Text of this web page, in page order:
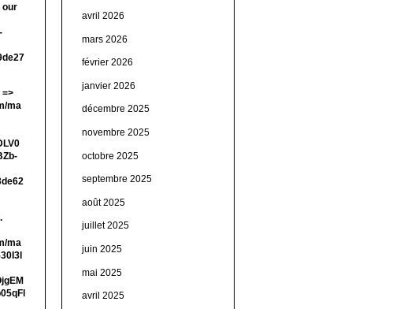
our
ma
ma
avril 2026
mars 2026
février 2026
janvier 2026
décembre 2025
novembre 2025
octobre 2025
septembre 2025
août 2025
juillet 2025
juin 2025
mai 2025
avril 2025